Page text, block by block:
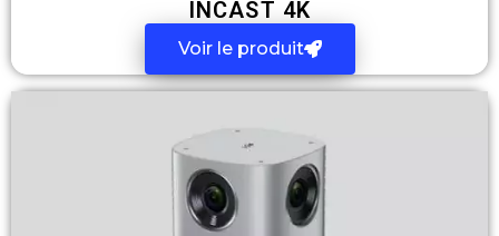
INCAST 4K
Voir le produit